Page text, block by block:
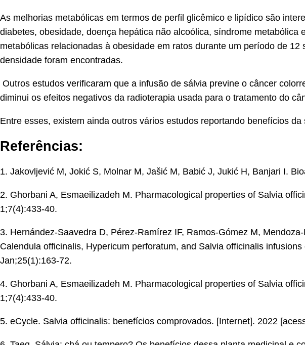
As melhorias metabólicas em termos de perfil glicêmico e lipídico são
diabetes, obesidade, doença hepática não alcoólica, síndrome
metabólicas relacionadas à obesidade em ratos durante um período de
densidade foram encontradas.
Outros estudos verificaram que a infusão de sálvia previne o câncer
diminui os efeitos negativos da radioterapia usada para o tratamento do
Entre esses, existem ainda outros vários estudos reportando benefícios da
Referências:
1. Jakovljević M, Jokić S, Molnar M, Jašić M, Babić J, Jukić H, Banjari I.
2. Ghorbani A, Esmaeilizadeh M. Pharmacological properties of Salvia
1;7(4):433-40.
3. Hernández-Saavedra D, Pérez-Ramírez IF, Ramos-Gómez M,
Calendula officinalis, Hypericum perforatum, and Salvia officinalis
Jan;25(1):163-72.
4. Ghorbani A, Esmaeilizadeh M. Pharmacological properties of Salvia
1;7(4):433-40.
5. eCycle. Salvia officinalis: benefícios comprovados. [Internet]. 2022